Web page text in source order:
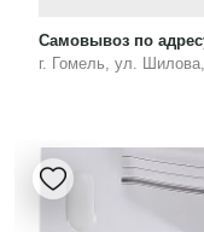
Самовывоз по
г. Гомель, ул.